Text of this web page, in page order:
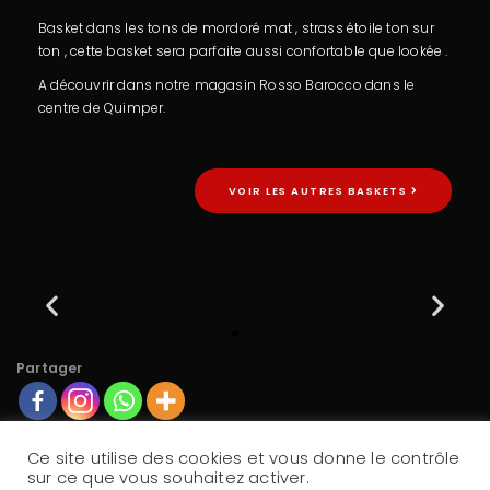
Basket dans les tons de mordoré mat , strass étoile ton sur
ton , cette basket sera parfaite aussi confortable que lookée .
A découvrir dans notre magasin Rosso Barocco dans le
centre de Quimper.
VOIR LES AUTRES BASKETS
Partager
Ce site utilise des cookies et vous donne le contrôle
sur ce que vous souhaitez activer.